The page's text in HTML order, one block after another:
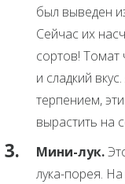
был выведен
Сейчас их
сортов! Томат
и сладкий
терпением,
вырастить на
Мини-лук.
лука-порея.